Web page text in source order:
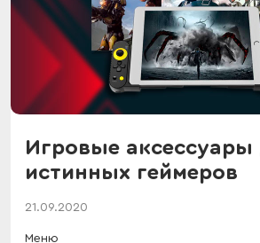
Игровые аксессуары
истинных геймеров
21.09.2020
Меню